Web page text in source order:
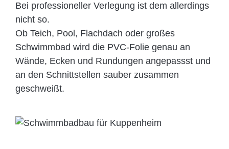
Bei professioneller Verlegung ist dem allerdings
nicht so.
Ob Teich, Pool, Flachdach oder großes
Schwimmbad wird die PVC-Folie genau an
Wände, Ecken und Rundungen angepassst und
an den Schnittstellen sauber zusammen
geschweißt.